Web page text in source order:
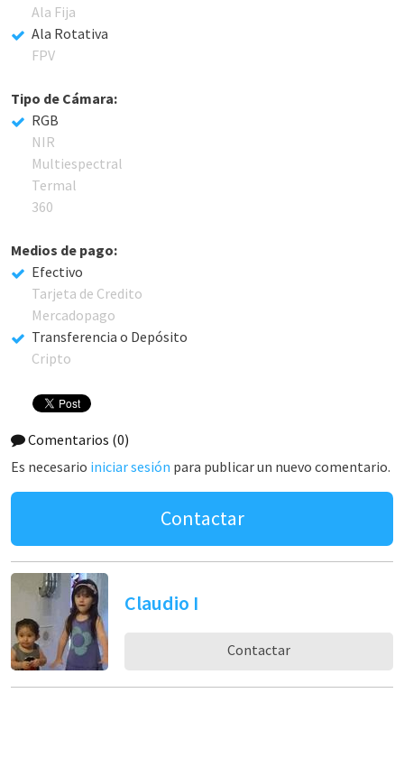
Ala Fija
Ala Rotativa
FPV
Tipo de Cámara:
RGB
NIR
Multiespectral
Termal
360
Medios de pago:
Efectivo
Tarjeta de Credito
Mercadopago
Transferencia o Depósito
Cripto
Comentarios (0)
Es necesario iniciar sesión para publicar un nuevo comentario.
Contactar
Claudio I
Contactar